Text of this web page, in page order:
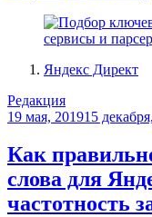
Яндекс Директ
Редакция
19 мая, 201915
Как
слова для
частотность